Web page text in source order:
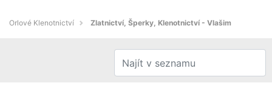
Orlové Klenotnictví Zlatnictví, Šperky, Klenotnictví - Vlašim